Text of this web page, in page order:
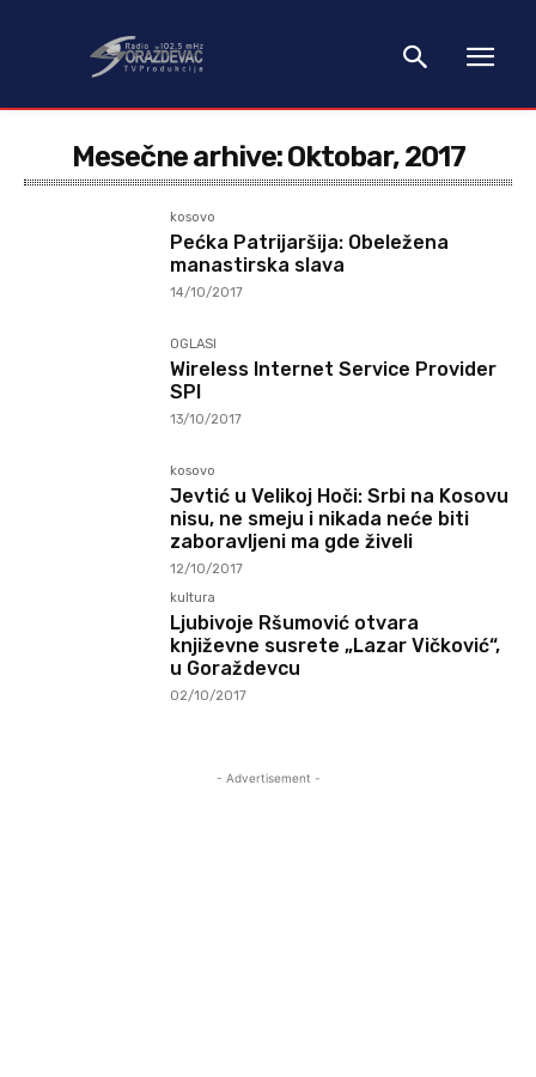
Mesečne arhive: Oktobar, 2017
kosovo
Pećka Patrijaršija: Obeležena
manastirska slava
14/10/2017
OGLASI
Wireless Internet Service Provider
SPI
13/10/2017
kosovo
Jevtić u Velikoj Hoči: Srbi na Kosovu
nisu, ne smeju i nikada neće biti
zaboravljeni ma gde živeli
12/10/2017
kultura
Ljubivoje Ršumović otvara
književne susrete „Lazar Vičković“,
u Goraždevcu
02/10/2017
- Advertisement -